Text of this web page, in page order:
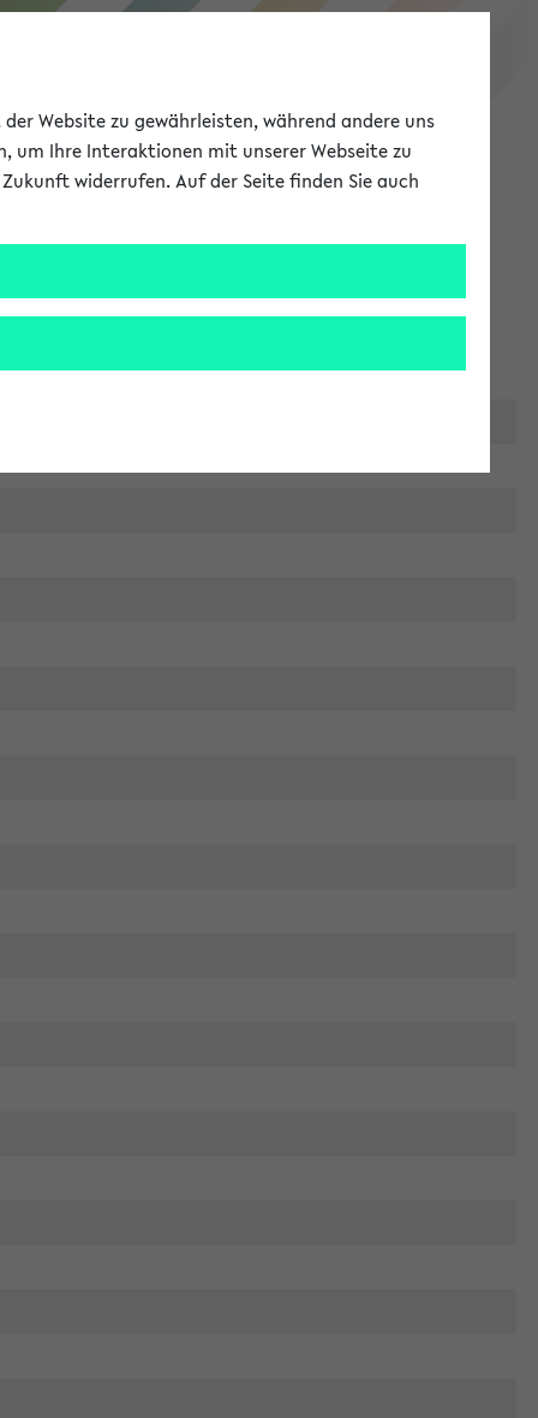
eKVV
Website zu gewährleisten, während andere uns
um Ihre Interaktionen mit unserer Webseite zu
widerrufen. Auf der Seite finden Sie auch